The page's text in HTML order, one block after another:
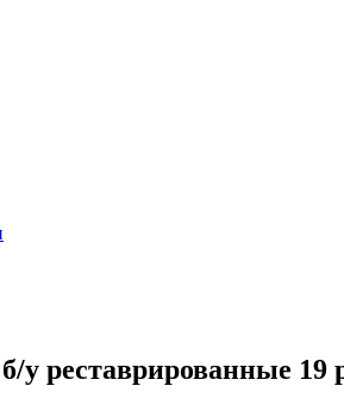
у реставрированные 19